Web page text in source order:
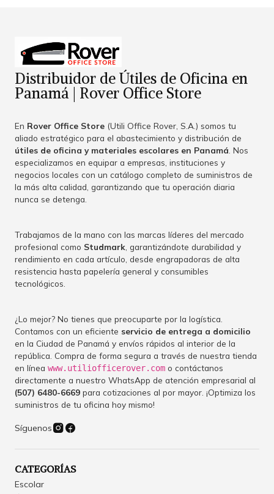
Distribuidor de Útiles de Oficina en
Panamá | Rover Office Store
En Rover Office Store (Utili Office Rover, S.A.) somos tu
aliado estratégico para el abastecimiento y distribución de
útiles de oficina y materiales escolares en Panamá . Nos
especializamos en equipar a empresas, instituciones y
negocios locales con un catálogo completo de suministros de
la más alta calidad, garantizando que tu operación diaria
nunca se detenga.
Trabajamos de la mano con las marcas líderes del mercado
profesional como Studmark , garantizándote durabilidad y
rendimiento en cada artículo, desde engrapadoras de alta
resistencia hasta papelería general y consumibles
tecnológicos.
¿Lo mejor? No tienes que preocuparte por la logística.
Contamos con un eficiente servicio de entrega a domicilio
en la Ciudad de Panamá y envíos rápidos al interior de la
república. Compra de forma segura a través de nuestra tienda
en línea www.utiliofficerover.com o contáctanos
directamente a nuestro WhatsApp de atención empresarial al
(507) 6480-6669 para cotizaciones al por mayor. ¡Optimiza los
suministros de tu oficina hoy mismo!
Síguenos
CATEGORÍAS
Escolar